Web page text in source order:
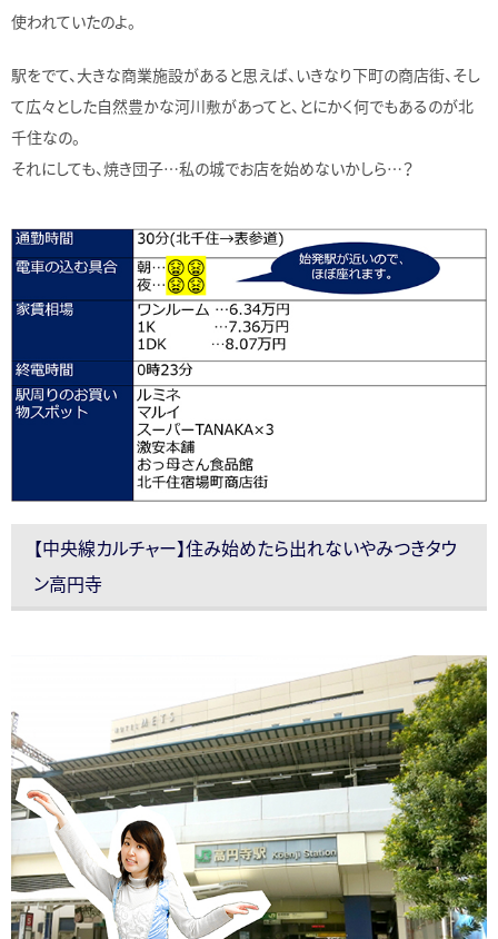
使われていたのよ。
駅をでて、大きな商業施設があると思えば、いきなり下町の商店街、そし
て広々とした自然豊かな河川敷があってと、とにかく何でもあるのが北
千住なの。
それにしても、焼き団子…私の城でお店を始めないかしら…？
【中央線カルチャー】住み始めたら出れないやみつきタウ
ン高円寺